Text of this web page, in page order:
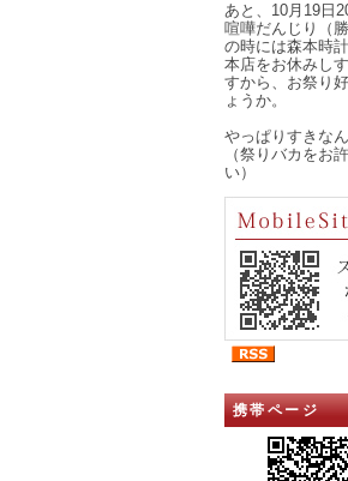
あと、10月19日
喧嘩だんじり（勝
の時には森本時
本店をお休みし
すから、お祭り
ょうか。
やっぱりすきなん
（祭りバカをお
い）
携帯ページ